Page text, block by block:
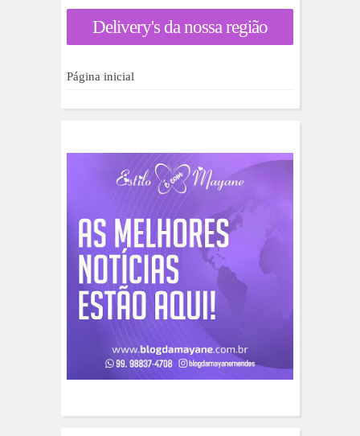
a
p
r
:
Delivery's da nossa região
Página inicial